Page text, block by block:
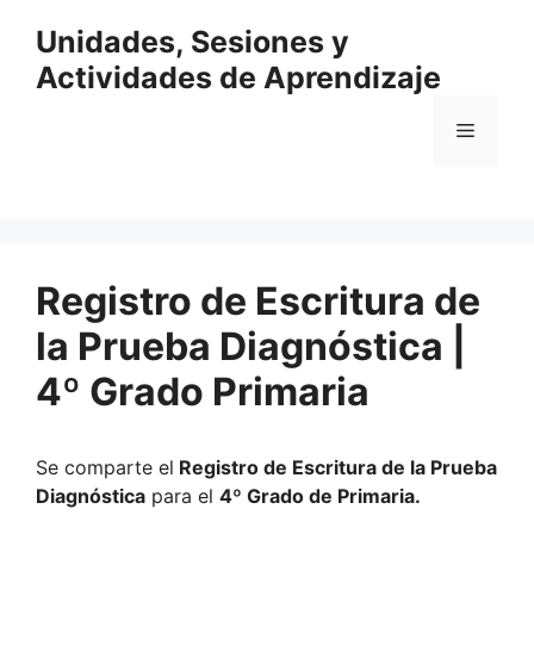
contenido
Unidades, Sesiones y
Actividades de Aprendizaje
Menú
Registro de Escritura de
la Prueba Diagnóstica |
4º Grado Primaria
Se comparte el Registro de Escritura de la Prueba
Diagnóstica para el 4º Grado de Primaria.